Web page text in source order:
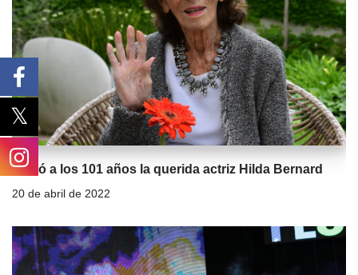
Murió a los 101 años la querida actriz Hilda Bernard
20 de abril de 2022